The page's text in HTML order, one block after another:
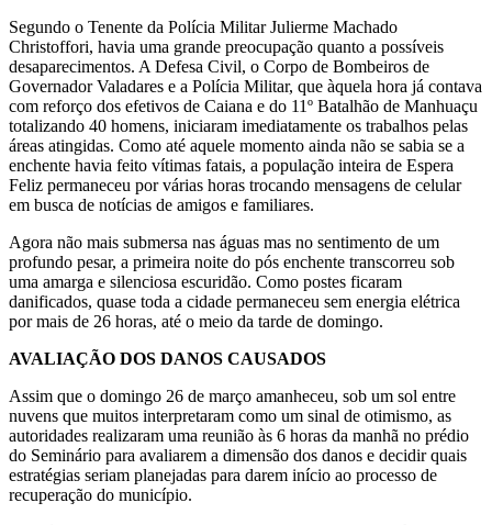
Segundo o Tenente da Polícia Militar Julierme Machado
Christoffori, havia uma grande preocupação quanto a possíveis
desaparecimentos. A Defesa Civil, o Corpo de Bombeiros de
Governador Valadares e a Polícia Militar, que àquela hora já contava
com reforço dos efetivos de Caiana e do 11º Batalhão de Manhuaçu
totalizando 40 homens, iniciaram imediatamente os trabalhos pelas
áreas atingidas. Como até aquele momento ainda não se sabia se a
enchente havia feito vítimas fatais, a população inteira de Espera
Feliz permaneceu por várias horas trocando mensagens de celular
em busca de notícias de amigos e familiares.
Agora não mais submersa nas águas mas no sentimento de um
profundo pesar, a primeira noite do pós enchente transcorreu sob
uma amarga e silenciosa escuridão. Como postes ficaram
danificados, quase toda a cidade permaneceu sem energia elétrica
por mais de 26 horas, até o meio da tarde de domingo.
AVALIAÇÃO DOS DANOS CAUSADOS
Assim que o domingo 26 de março amanheceu, sob um sol entre
nuvens que muitos interpretaram como um sinal de otimismo, as
autoridades realizaram uma reunião às 6 horas da manhã no prédio
do Seminário para avaliarem a dimensão dos danos e decidir quais
estratégias seriam planejadas para darem início ao processo de
recuperação do município.